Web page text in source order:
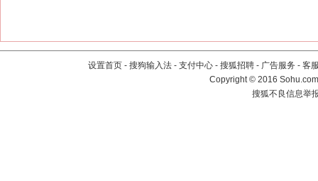
设置首页 - 搜狗输入法 - 支付中心 - 搜狐招聘 - 广告服务 - 客
Copyright©2016
搜狐不良信息举